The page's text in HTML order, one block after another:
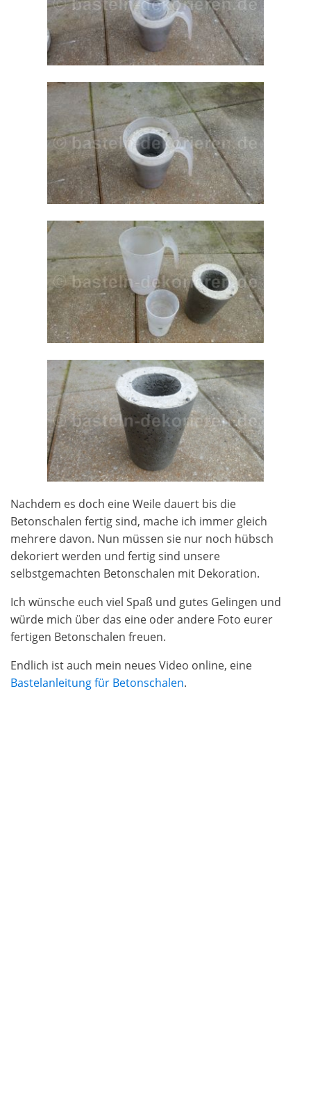
Nachdem es doch eine Weile dauert bis die
Betonschalen fertig sind, mache ich immer gleich
mehrere davon. Nun müssen sie nur noch hübsch
dekoriert werden und fertig sind unsere
selbstgemachten Betonschalen mit Dekoration.
Ich wünsche euch viel Spaß und gutes Gelingen und
würde mich über das eine oder andere Foto eurer
fertigen Betonschalen freuen.
Endlich ist auch mein neues Video online, eine
Bastelanleitung für Betonschalen.